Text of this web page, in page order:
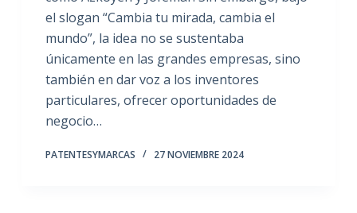
el slogan “Cambia tu mirada, cambia el
mundo”, la idea no se sustentaba
únicamente en las grandes empresas, sino
también en dar voz a los inventores
particulares, ofrecer oportunidades de
negocio…
PATENTESYMARCAS 27 NOVIEMBRE 2024